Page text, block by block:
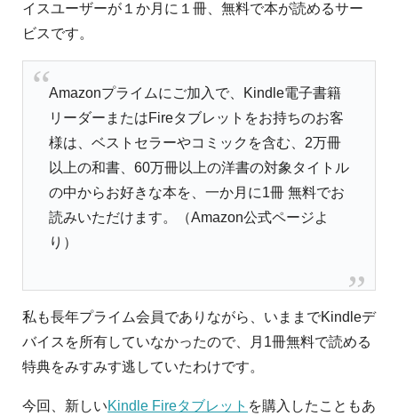
イスユーザーが１か月に１冊、無料で本が読めるサー
ビスです。
Amazonプライムにご加入で、Kindle電子書籍
リーダーまたはFireタブレットをお持ちのお客
様は、ベストセラーやコミックを含む、2万冊
以上の和書、60万冊以上の洋書の対象タイトル
の中からお好きな本を、一か月に1冊 無料でお
読みいただけます。（Amazon公式ページよ
り）
私も長年プライム会員でありながら、いままでKindleデ
バイスを所有していなかったので、月1冊無料で読める
特典をみすみす逃していたわけです。
今回、新しいKindle Fireタブレット を購入したこともあ